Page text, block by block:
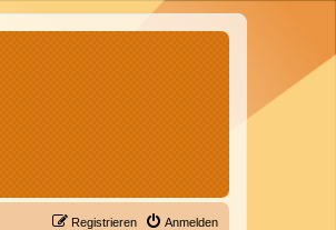
Anmelden
Registrieren